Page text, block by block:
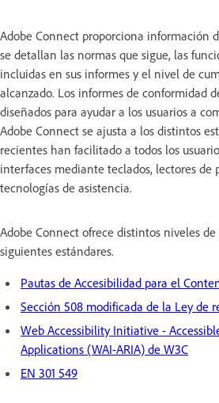
Adobe Connect proporciona información
se detallan las normas que sigue, las
incluidas en sus informes y el nivel de
alcanzado. Los informes de conformidad
diseñados para ayudar a los usuarios a
Adobe Connect se ajusta a los distintos
recientes han facilitado a todos los
interfaces mediante teclados, lectores de
tecnologías de asistencia.
Adobe Connect ofrece distintos niveles
siguientes estándares.
Pautas de Accesibilidad para el
Sección 508 modificada de la Ley de
Web Accessibility Initiative -
Applications (WAI-ARIA) de W3C
EN 301 549